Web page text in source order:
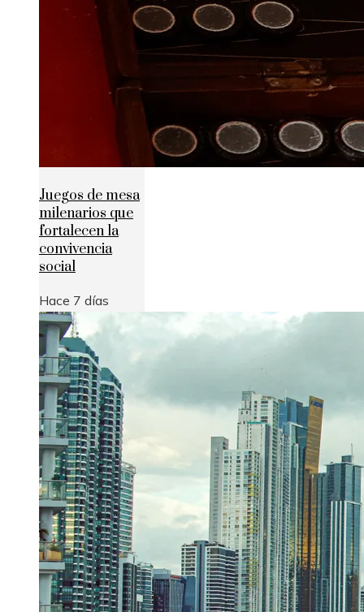
Juegos de mesa
milenarios que
fortalecen la
convivencia
social
Hace 7 días